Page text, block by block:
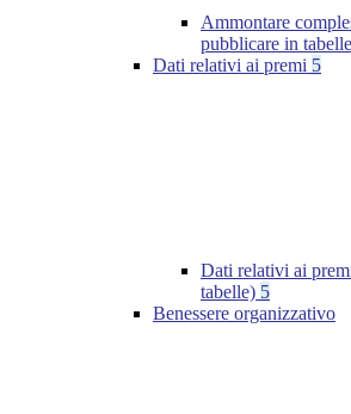
Ammontare
pubblicare in
Dati relativi ai premi 5
Dati relativi ai
tabelle) 5
Benessere organizzativo